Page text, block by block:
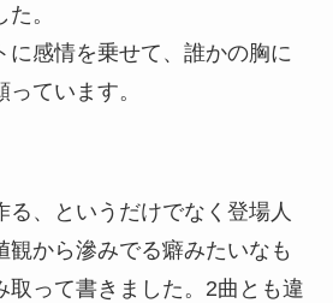
。
に感情を乗せて、誰かの胸に
ています。
る、というだけでなく登場人
観から滲みでる癖みたいなも
取って書きました。2曲とも違